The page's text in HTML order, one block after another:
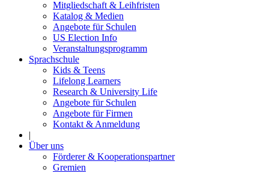
Mitgliedschaft & Leihfristen
Katalog & Medien
Angebote für Schulen
US Election Info
Veranstaltungsprogramm
Sprachschule
Kids & Teens
Lifelong Learners
Research & University Life
Angebote für Schulen
Angebote für Firmen
Kontakt & Anmeldung
|
Über uns
Förderer & Kooperationspartner
Gremien